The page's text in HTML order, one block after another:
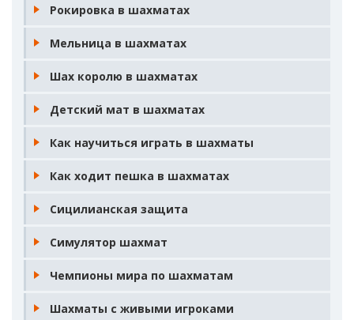
Рокировка в шахматах
Мельница в шахматах
Шах королю в шахматах
Детский мат в шахматах
Как научиться играть в шахматы
Как ходит пешка в шахматах
Сицилианская защита
Симулятор шахмат
Чемпионы мира по шахматам
Шахматы с живыми игроками